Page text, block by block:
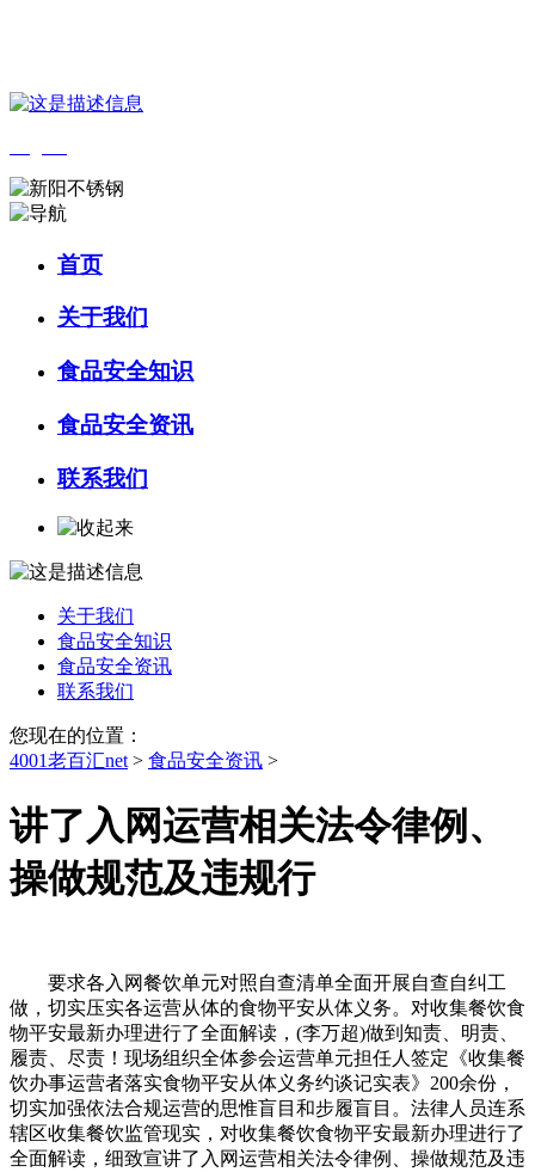
首页
关于我们
食品安全知识
食品安全资讯
联系我们
关于我们
食品安全知识
食品安全资讯
联系我们
您现在的位置：
4001老百汇net > 食品安全资讯 >
讲了入网运营相关法令律例、
操做规范及违规行
要求各入网餐饮单元对照自查清单全面开展自查自纠工
做，切实压实各运营从体的食物平安从体义务。对收集餐饮食
物平安最新办理进行了全面解读，(李万超)做到知责、明责、
履责、尽责！现场组织全体参会运营单元担任人签定《收集餐
饮办事运营者落实食物平安从体义务约谈记实表》200余份，
切实加强依法合规运营的思惟盲目和​步履盲目。法律人员连系
辖区收集餐饮监管现实，对收集餐饮食物平安最新办理进行了
全面解读，细致宣讲了入网运营相关法令律例、操做规范及违